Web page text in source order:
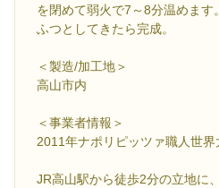
を閉めて弱火で7～8分温めま
ふつとしてきたら完成。
＜製造/加工地＞
高山市内
＜事業者情報＞
2011年ナポリピッツァ職人世界
JR高山駅から徒歩2分の立地に